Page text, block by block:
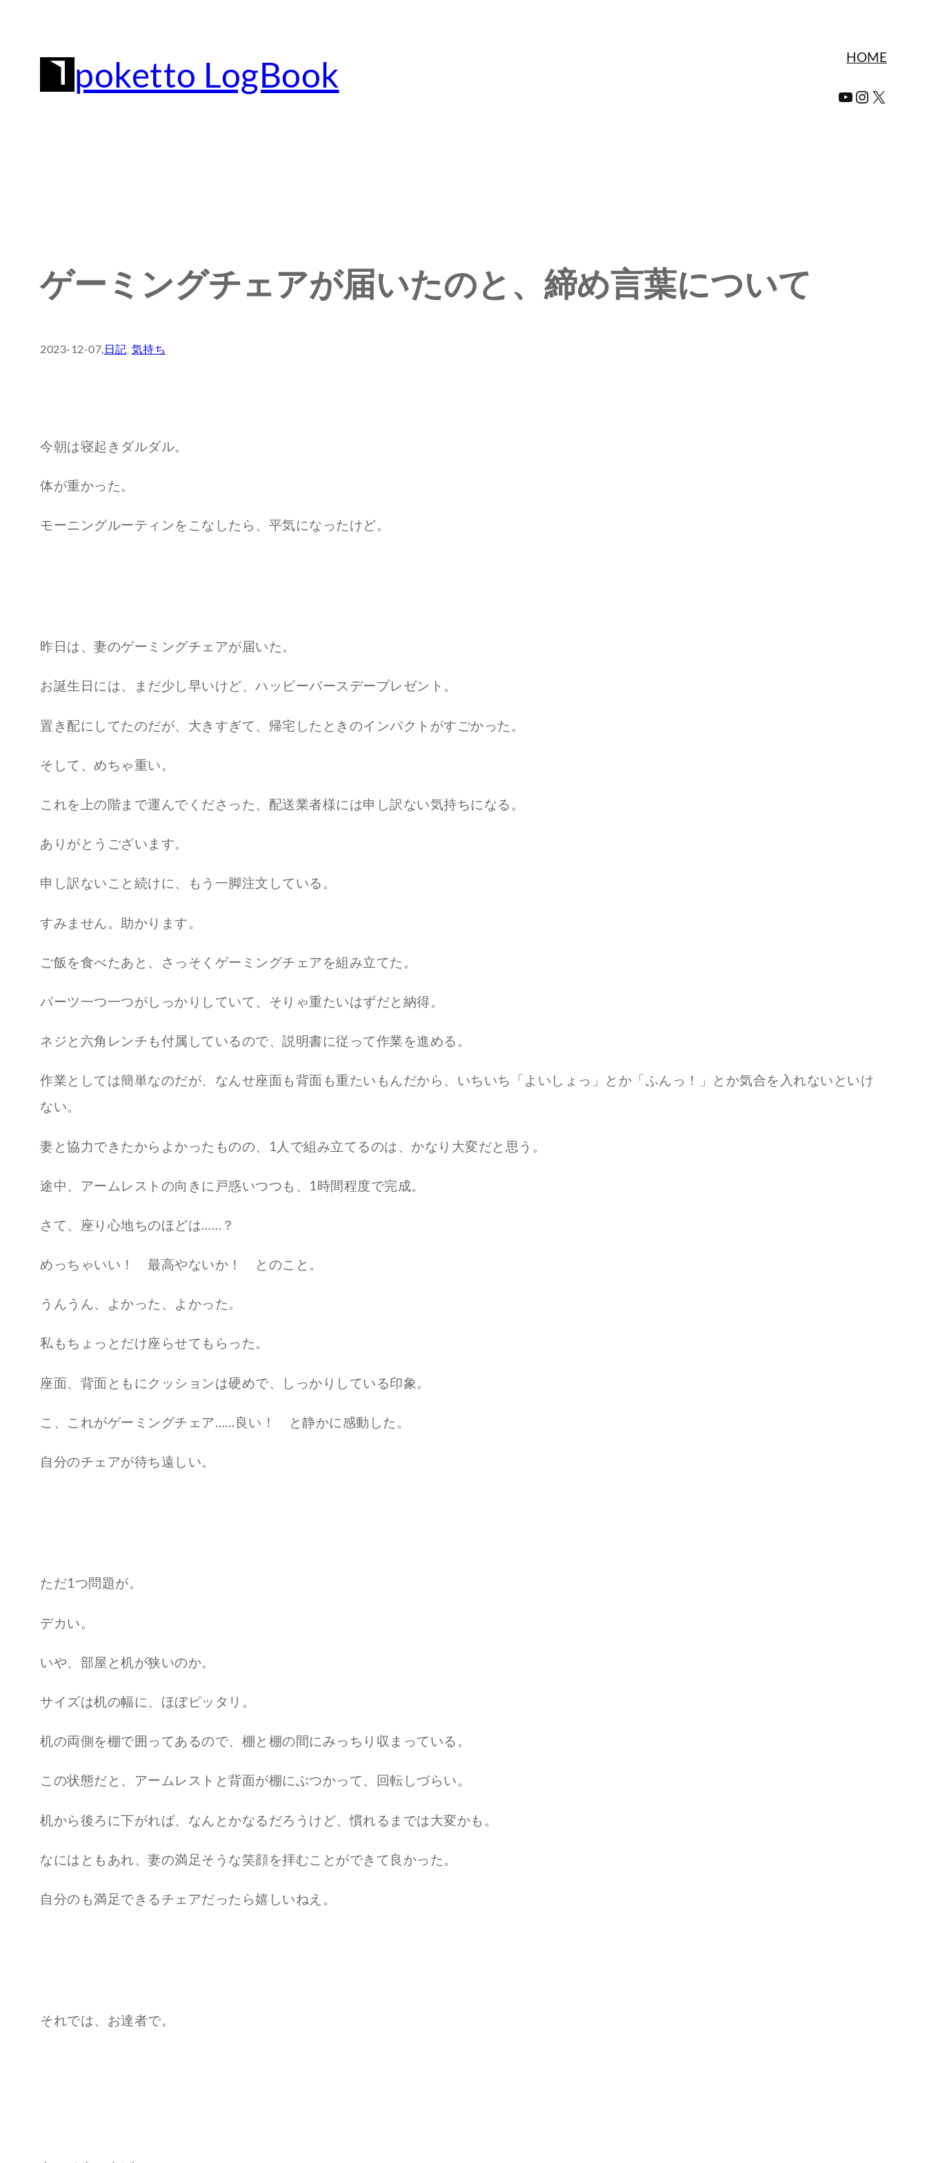
poketto LogBook HOME
YouTube
X
ゲーミングチェアが届いたのと、締め言葉について
2023-12-07,日記, 気持ち
今朝は寝起きダルダル。
体が重かった。
モーニングルーティンをこなしたら、平気になったけど。
昨日は、妻のゲーミングチェアが届いた。
お誕生日には、まだ少し早いけど、ハッピーバースデープレゼント。
置き配にしてたのだが、大きすぎて、帰宅したときのインパクトがすごかった。
そして、めちゃ重い。
これを上の階まで運んでくださった、配送業者様には申し訳ない気持ちになる。
ありがとうございます。
申し訳ないこと続けに、もう一脚注文している。
すみません。助かります。
ご飯を食べたあと、さっそくゲーミングチェアを組み立てた。
パーツ一つ一つがしっかりしていて、そりゃ重たいはずだと納得。
ネジと六角レンチも付属しているので、説明書に従って作業を進める。
作業としては簡単なのだが、なんせ座面も背面も重たいもんだから、いちいち「よいしょっ」とか「ふんっ！」とか気合を入れないといけ
ない。
妻と協力できたからよかったものの、1人で組み立てるのは、かなり大変だと思う。
途中、アームレストの向きに戸惑いつつも、1時間程度で完成。
さて、座り心地ちのほどは……？
めっちゃいい！ 最高やないか！ とのこと。
うんうん、よかった、よかった。
私もちょっとだけ座らせてもらった。
座面、背面ともにクッションは硬めで、しっかりしている印象。
こ、これがゲーミングチェア……良い！ と静かに感動した。
自分のチェアが待ち遠しい。
ただ1つ問題が。
デカい。
いや、部屋と机が狭いのか。
サイズは机の幅に、ほぼピッタリ。
机の両側を棚で囲ってあるので、棚と棚の間にみっちり収まっている。
この状態だと、アームレストと背面が棚にぶつかって、回転しづらい。
机から後ろに下がれば、なんとかなるだろうけど、慣れるまでは大変かも。
なにはともあれ、妻の満足そうな笑顔を拝むことができて良かった。
自分のも満足できるチェアだったら嬉しいねえ。
それでは、お達者で。